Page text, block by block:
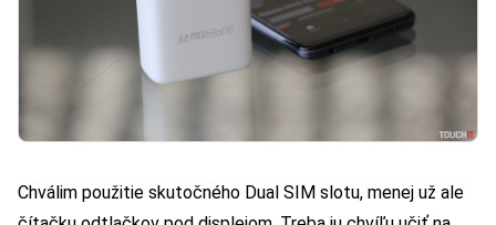
Chválim použitie skutočného Dual SIM slotu, menej už ale